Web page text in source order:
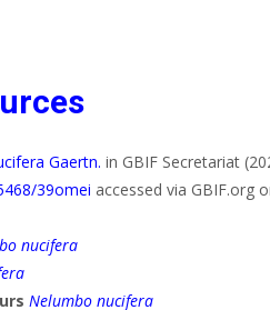
Gaertn. in GBIF Secretariat
39omei accessed via GBIF.org
nucifera
Nelumbo nucifera